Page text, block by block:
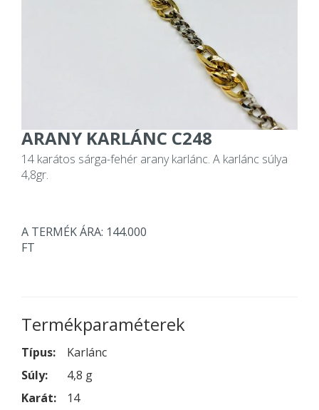
ARANY KARLÁNC C248
14 karátos sárga-fehér arany karlánc. A karlánc súlya
4,8gr.
A TERMÉK ÁRA: 144.000
FT
Termékparaméterek
Típus:
Karlánc
Súly:
4,8 g
Karát:
14